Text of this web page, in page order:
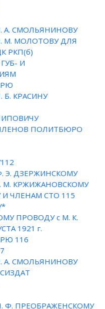
А. СМОЛЬЯНИНОВУ
М. МОЛОТОВУ ДЛЯ
РКП(б)
И
КРАСИНУ
ПОЛИТБЮРО
Э. ДЗЕРЖИНСКОМУ
М. КРЖИЖАНОВСКОМУ
ЧЛЕНАМ СТО 115
ПРОВОДУ с М. К.
1921 г.
116
А. СМОЛЬЯНИНОВУ
Ф. ПРЕОБРАЖЕНСКОМУ